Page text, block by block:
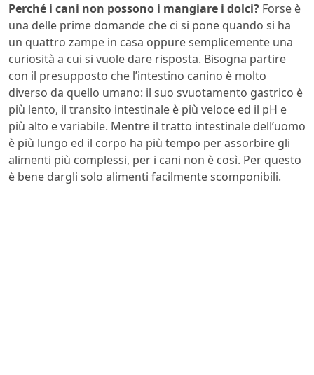
Perché i cani non possono i mangiare i dolci? Forse è
una delle prime domande che ci si pone quando si ha
un quattro zampe in casa oppure semplicemente una
curiosità a cui si vuole dare risposta. Bisogna partire
con il presupposto che l’intestino canino è molto
diverso da quello umano: il suo svuotamento gastrico è
più lento, il transito intestinale è più veloce ed il pH e
più alto e variabile. Mentre il tratto intestinale dell’uomo
è più lungo ed il corpo ha più tempo per assorbire gli
alimenti più complessi, per i cani non è così. Per questo
è bene dargli solo alimenti facilmente scomponibili.